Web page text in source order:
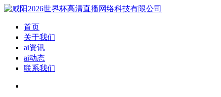
首页
关于我们
ai资讯
ai动态
联系我们